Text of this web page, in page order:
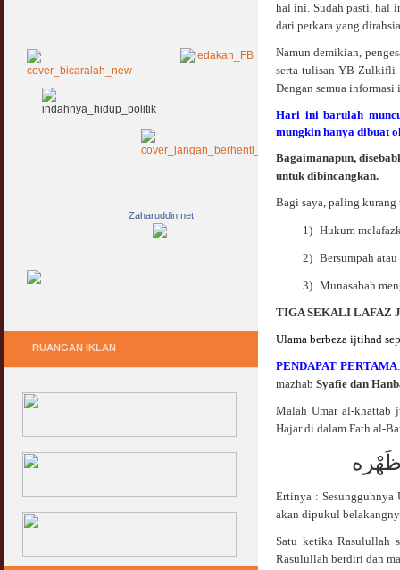
hal ini. Sudah pasti, hal
dari perkara yang
Namun demikian,
serta tulisan YB Zulkifli
Dengan semua
Hari ini barulah
mungkin hanya dibuat
Bagaimanapun,
untuk dibincangkan.
Bagi saya, paling
1) Hukum
2) Bersumpah
3) Munasabah
TIGA SEKALI LAFAZ
Ulama berbeza ijtihad
PENDAPAT PERTAMA
mazhab Syafie dan
Malah Umar al-khattab
Hajar di dalam Fath al-
ظَهْره
Ertinya : Sesungguhnya
akan dipukul
Satu ketika Rasulullah
Rasulullah berdiri dan
Zaharuddin.net
RUANGAN IKLAN